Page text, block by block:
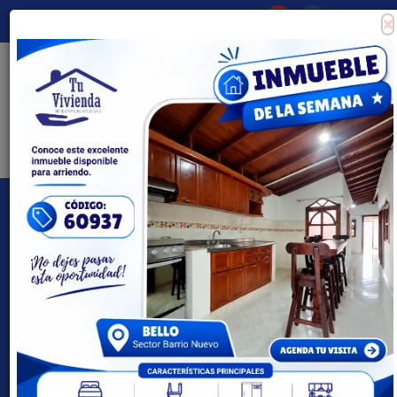
Tipo de inmueble
Todas las ciudades
×